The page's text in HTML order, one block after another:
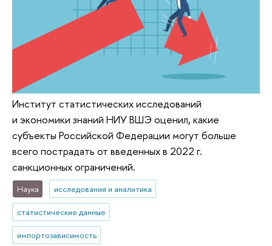
Институт статистических исследований
и экономики знаний НИУ ВШЭ оценил, какие
субъекты Российской Федерации могут больше
всего пострадать от введенных в 2022 г.
санкционных ограничений.
Наука исследования и аналитика
статистические данные
импортозависимость